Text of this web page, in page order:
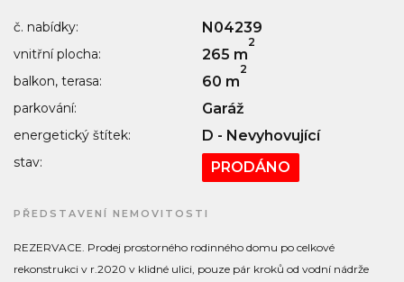
č. nabídky: N04239
vnitřní plocha: 265 m
2
balkon, terasa: 60 m
2
parkování: Garáž
energetický štítek: D - Nevyhovující
stav: PRODÁNO
PŘEDSTAVENÍ NEMOVITOSTI
REZERVACE. Prodej prostorného rodinného domu po celkové
rekonstrukci v r.2020 v klidné ulici, pouze pár kroků od vodní nádrže